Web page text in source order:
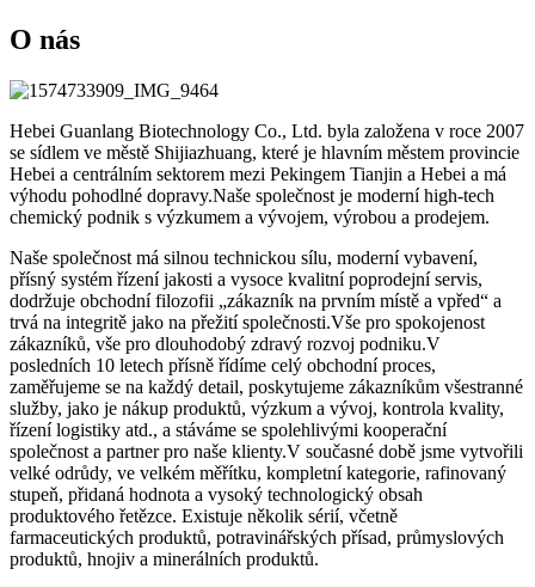
O nás
Hebei Guanlang Biotechnology Co., Ltd. byla založena v roce 2007
se sídlem ve městě Shijiazhuang, které je hlavním městem provincie
Hebei a centrálním sektorem mezi Pekingem Tianjin a Hebei a má
výhodu pohodlné dopravy.Naše společnost je moderní high-tech
chemický podnik s výzkumem a vývojem, výrobou a prodejem.
Naše společnost má silnou technickou sílu, moderní vybavení,
přísný systém řízení jakosti a vysoce kvalitní poprodejní servis,
dodržuje obchodní filozofii „zákazník na prvním místě a vpřed“ a
trvá na integritě jako na přežití společnosti.Vše pro spokojenost
zákazníků, vše pro dlouhodobý zdravý rozvoj podniku.V
posledních 10 letech přísně řídíme celý obchodní proces,
zaměřujeme se na každý detail, poskytujeme zákazníkům všestranné
služby, jako je nákup produktů, výzkum a vývoj, kontrola kvality,
řízení logistiky atd., a stáváme se spolehlivými kooperační
společnost a partner pro naše klienty.V současné době jsme vytvořili
velké odrůdy, ve velkém měřítku, kompletní kategorie, rafinovaný
stupeň, přidaná hodnota a vysoký technologický obsah
produktového řetězce. Existuje několik sérií, včetně
farmaceutických produktů, potravinářských přísad, průmyslových
produktů, hnojiv a minerálních produktů.